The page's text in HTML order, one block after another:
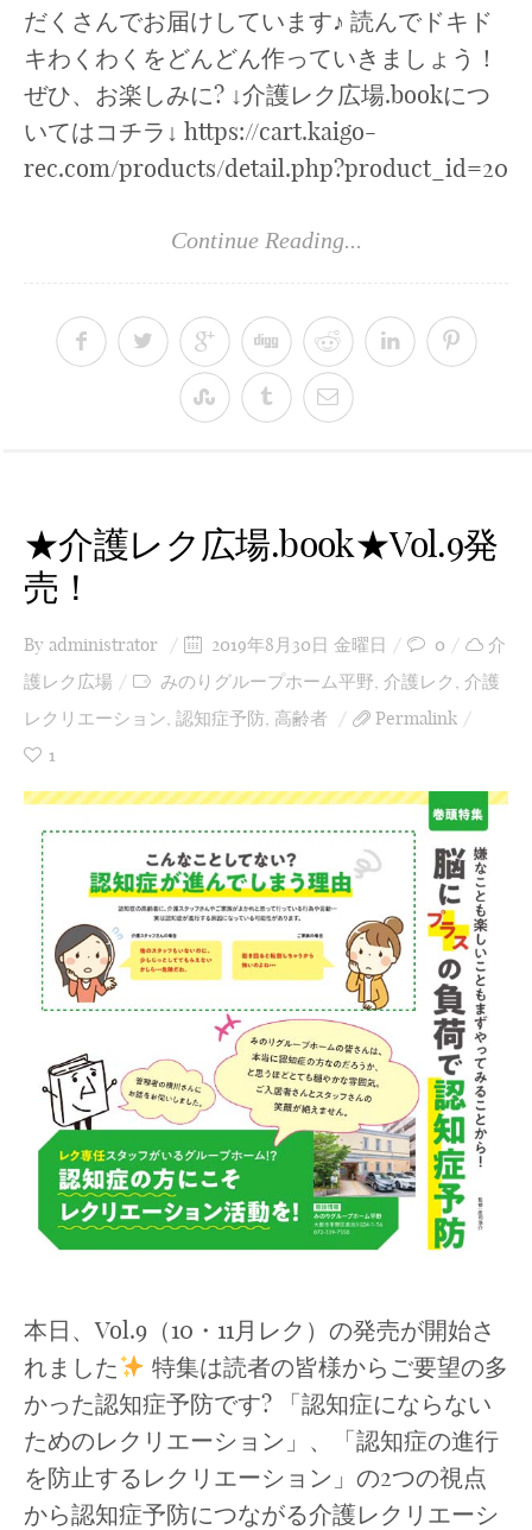
だくさんでお届けしています♪ 読んでドキド
キわくわくをどんどん作っていきましょう！
ぜひ、お楽しみに? ↓介護レク広場.bookにつ
いてはコチラ↓ https://cart.kaigo-
rec.com/products/detail.php?product_id=20
Continue Reading...
★介護レク広場.book★Vol.9発
売！
By administrator 2019年8月30日 金曜日 0
介
護レク広場
みのりグループホーム平野, 介護レク , 介護
レクリエーション, 認知症予防, 高齢者
Permalink
1
本日、Vol.9（10・11月レク）の発売が開始さ
れました
特集は読者の皆様からご要望の多
かった認知症予防です? 「認知症にならない
ためのレクリエーション」、「認知症の進行
を防止するレクリエーション」の2つの視点
から認知症予防につながる介護レクリエーシ